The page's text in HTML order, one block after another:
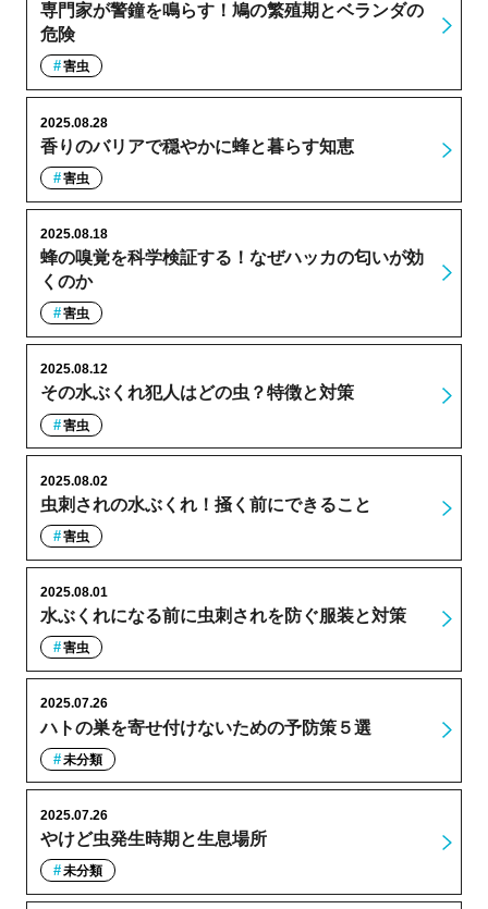
専門家が警鐘を鳴らす！鳩の繁殖期とベランダの
危険
害虫
香りのバリアで穏やかに蜂と暮らす知恵
2025.08.28
害虫
蜂の嗅覚を科学検証する！なぜハッカの匂いが効
くのか
2025.08.18
害虫
その水ぶくれ犯人はどの虫？特徴と対策
2025.08.12
害虫
虫刺されの水ぶくれ！掻く前にできること
2025.08.02
害虫
水ぶくれになる前に虫刺されを防ぐ服装と対策
2025.08.01
害虫
ハトの巣を寄せ付けないための予防策５選
2025.07.26
未分類
やけど虫発生時期と生息場所
2025.07.26
未分類